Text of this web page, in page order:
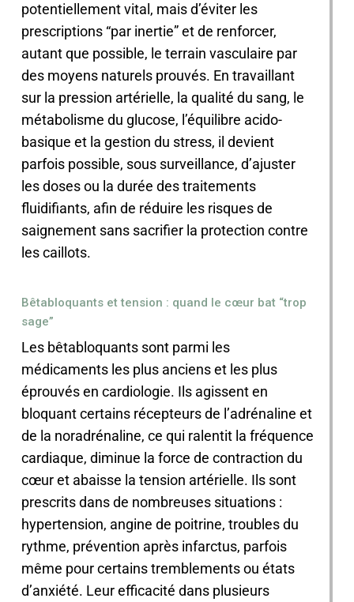
potentiellement vital, mais d’éviter les
prescriptions “par inertie” et de renforcer,
autant que possible, le terrain vasculaire par
des moyens naturels prouvés. En travaillant
sur la pression artérielle, la qualité du sang, le
métabolisme du glucose, l’équilibre acido-
basique et la gestion du stress, il devient
parfois possible, sous surveillance, d’ajuster
les doses ou la durée des traitements
fluidifiants, afin de réduire les risques de
saignement sans sacrifier la protection contre
les caillots.
Bêtabloquants et tension : quand le cœur bat “trop
sage”
Les bêtabloquants sont parmi les
médicaments les plus anciens et les plus
éprouvés en cardiologie. Ils agissent en
bloquant certains récepteurs de l’adrénaline et
de la noradrénaline, ce qui ralentit la fréquence
cardiaque, diminue la force de contraction du
cœur et abaisse la tension artérielle. Ils sont
prescrits dans de nombreuses situations :
hypertension, angine de poitrine, troubles du
rythme, prévention après infarctus, parfois
même pour certains tremblements ou états
d’anxiété. Leur efficacité dans plusieurs